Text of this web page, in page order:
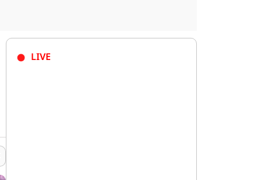
LIVE